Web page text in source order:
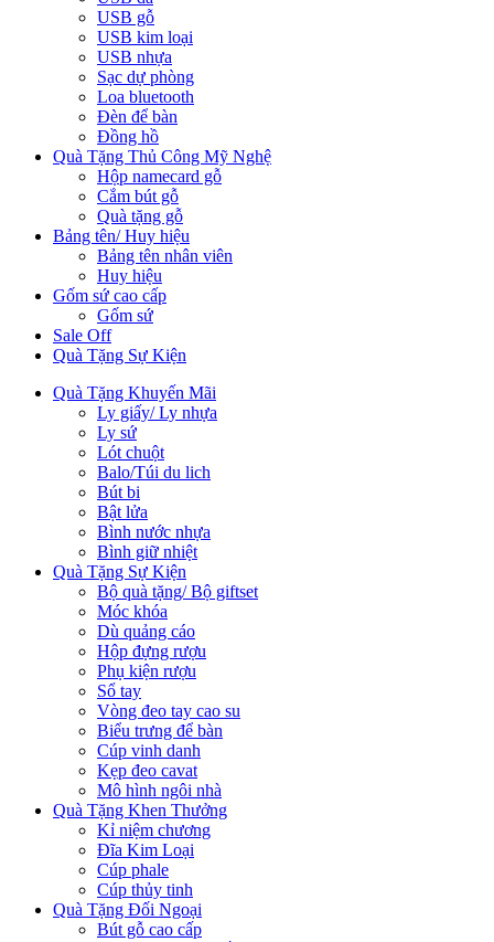
USB gỗ
USB kim loại
USB nhựa
Sạc dự phòng
Loa bluetooth
Đèn để bàn
Đồng hồ
Quà Tặng Thủ Công Mỹ Nghệ
Hộp namecard gỗ
Cắm bút gỗ
Quà tặng gỗ
Bảng tên/ Huy hiệu
Bảng tên nhân viên
Huy hiệu
Gốm sứ cao cấp
Gốm sứ
Sale Off
Quà Tặng Sự Kiện
Quà Tặng Khuyến Mãi
Ly giấy/ Ly nhựa
Ly sứ
Lót chuột
Balo/Túi du lich
Bút bi
Bật lửa
Bình nước nhựa
Bình giữ nhiệt
Quà Tặng Sự Kiện
Bộ quà tặng/ Bộ giftset
Móc khóa
Dù quảng cáo
Hộp đựng rượu
Phụ kiện rượu
Sổ tay
Vòng đeo tay cao su
Biểu trưng để bàn
Cúp vinh danh
Kẹp đeo cavat
Mô hình ngôi nhà
Quà Tặng Khen Thưởng
Kỉ niệm chương
Đĩa Kim Loại
Cúp phale
Cúp thủy tinh
Quà Tặng Đối Ngoại
Bút gỗ cao cấp